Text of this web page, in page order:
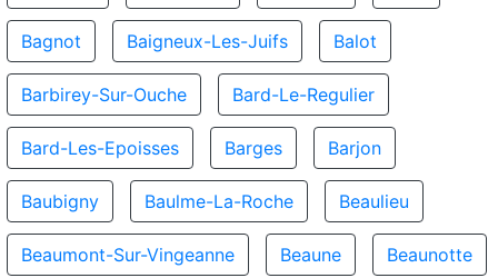
Bagnot Baigneux-Les-Juifs Balot
Barbirey-Sur-Ouche Bard-Le-Regulier
Bard-Les-Epoisses Barges Barjon
Baubigny Baulme-La-Roche Beaulieu
Beaumont-Sur-Vingeanne Beaune Beaunotte